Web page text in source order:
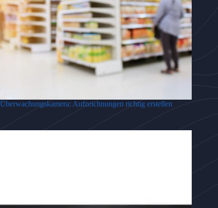
Überwachungskamera: Aufzeichnungen richtig erstellen